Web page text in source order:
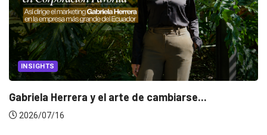
INSIGHTS
Gabriela Herrera y el arte de cambiarse...
2026/07/16